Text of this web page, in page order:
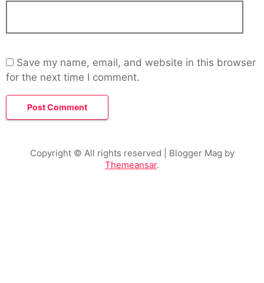
Save my name, email, and website in this browser
for the next time I comment.
Copyright © All rights reserved | Blogger Mag by
Themeansar.